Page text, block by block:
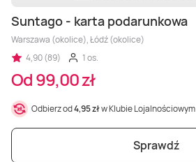
Suntago - karta podarunkowa
Warszawa (okolice), Łódź (okolice)
4,90 (89)
1 os.
Od 99,00 zł
Odbierz od4,95 złw Klubie Lojalnościowym
Sprawdź